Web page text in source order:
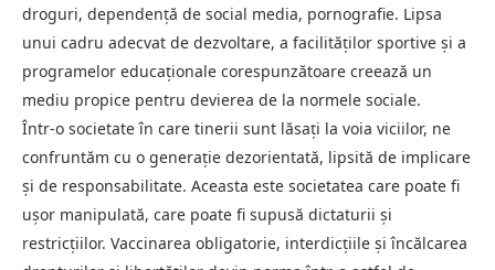
droguri, dependență de social media, pornografie. Lipsa
unui cadru adecvat de dezvoltare, a facilităților sportive și a
programelor educaționale corespunzătoare creează un
mediu propice pentru devierea de la normele sociale.
Într-o societate în care tinerii sunt lăsați la voia viciilor, ne
confruntăm cu o generație dezorientată, lipsită de implicare
și de responsabilitate. Aceasta este societatea care poate fi
ușor manipulată, care poate fi supusă dictaturii și
restricțiilor. Vaccinarea obligatorie, interdicțiile și încălcarea